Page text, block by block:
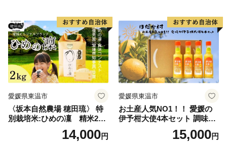
愛媛県東温市
〈坂本自然農場 穂田琉〉 特
別栽培米:ひめの凜 精米2kg
ご飯 お弁当 おにぎり 冷めて
も美味しい 愛媛県産 県知事
14,000円
愛媛県東温市
お土産人気NO1！！ 愛媛の
伊予柑大使4本セット 調味料
ドレッシング サラダ いよか
ん 愛媛産 カルパッチョ
15,000円